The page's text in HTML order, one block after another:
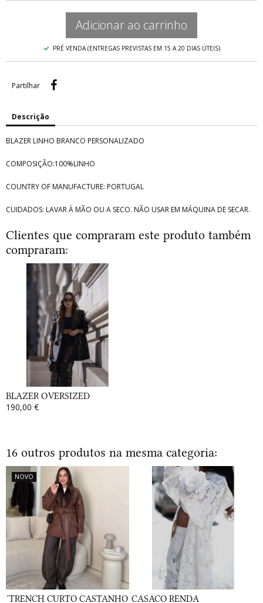
Adicionar ao carrinho
PRÉ VENDA (ENTREGAS PREVISTAS EM 15 A 20 DIAS ÚTEIS)
Partilhar
Descrição
BLAZER LINHO BRANCO PERSONALIZADO
COMPOSIÇÃO:100%LINHO
COUNTRY OF MANUFACTURE: PORTUGAL
CUIDADOS: LAVAR À MÃO OU A SECO. NÃO USAR EM MÁQUINA DE SECAR.
Clientes que compraram este produto também
compraram:
BLAZER OVERSIZED
190,00 €
16 outros produtos na mesma categoria:
NOVO
´TRENCH CURTO CASTANHO CASACO RENDA